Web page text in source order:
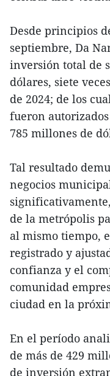
Desde principios
septiembre, Da
inversión total de
dólares, siete
de 2024; de los
fueron
785 millones de
Tal resultado
negocios
de la metrópolis
al mismo tiempo,
registrado y
confianza y el
comunidad
ciudad en la
En el período
de más de 429
de inversión